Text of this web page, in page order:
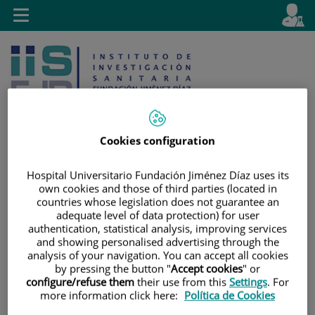
Jump to content
Language
Active
en
Search
Toggle
navigation
Cookies configuration
Hospital Universitario Fundación Jiménez Díaz uses its
own cookies and those of third parties (located in
countries whose legislation does not guarantee an
adequate level of data protection) for user
authentication, statistical analysis, improving services
and showing personalised advertising through the
analysis of your navigation. You can accept all cookies
by pressing the button "Accept cookies" or
configure/refuse them their use from this Settings. For
more information click here: Política de Cookies